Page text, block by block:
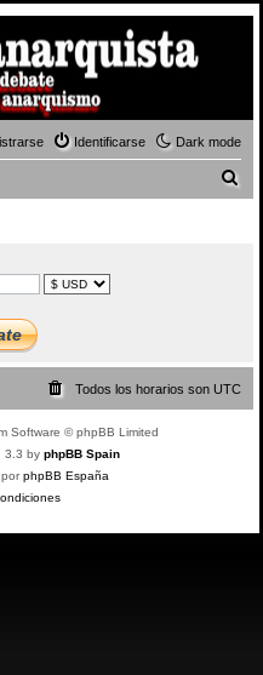
Dark mode
Identificarse
Todos los horarios son UTC
Software © phpBB Limited
3.3 by phpBB Spain
porphpBB España